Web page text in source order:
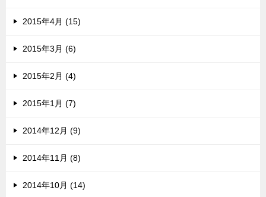
2015年4月 (15)
2015年3月 (6)
2015年2月 (4)
2015年1月 (7)
2014年12月 (9)
2014年11月 (8)
2014年10月 (14)